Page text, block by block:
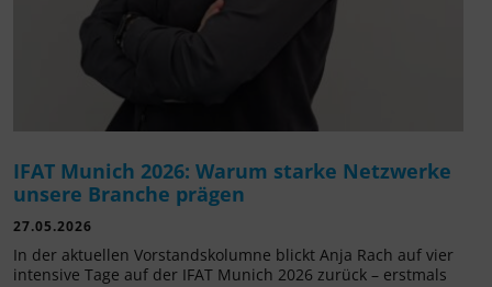
IFAT Munich 2026: Warum starke Netzwerke
unsere Branche prägen
27.05.2026
In der aktuellen Vorstandskolumne blickt Anja Rach auf vier
intensive Tage auf der IFAT Munich 2026 zurück – erstmals